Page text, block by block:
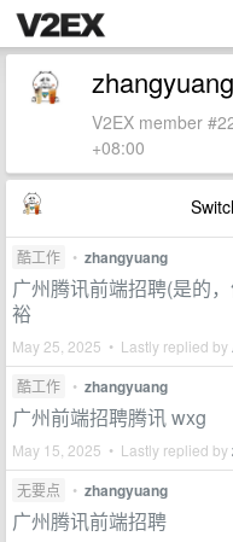
zhangyuang
V2EX member
+08:00
酷工作 • zhangyuang
广州腾讯前端招聘(是的
裕
May 25, 2025 • Lastly replied by
酷工作 • zhangyuang
广州前端招聘腾讯 wxg
May 15, 2025 • Lastly replied by
无要点 • zhangyuang
广州腾讯前端招聘